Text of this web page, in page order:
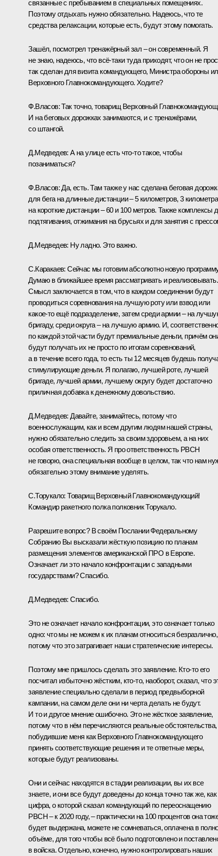
связанные с пребыванием в специальных помещениях.
Поэтому отдыхать нужно обязательно. Надеюсь, что те
средства релаксации, которые есть, будут этому помогать.
Зашёл, посмотрел тренажёрный зал – он современный. Я
не знаю, надеюсь, что всё‑таки туда приходят, что он не
так сделан для визита командующего, Министра обороны
Верховного Главнокомандующего. Ходите?
Ф.Власов:Так точно, товарищ Верховный
И на беговых дорожках занимаются, и с тренажёрами,
со штангой.
Д.Медведев:А на улице есть что‑то такое, чтобы
позаниматься?
Ф.Власов:Да, есть. Там также у нас сделана беговая
для бега на длинные дистанции – 5 километров, 3
на короткие дистанции – 60 и 100 метров. Также комплексы
подтягивания, отжимания на брусьях и для занятия с
Д.Медведев: Ну ладно. Это важно.
С.Каракаев:Сейчас мы готовим абсолютно новую
Думаю в ближайшее время рассматривать и реализовывать.
Смысл заключается в том, что в каждом соединении будут
проводиться соревнования на лучшую роту или взвод или
какое‑то ещё подразделение, затем среди армии – на
бригаду, среди округа – на лучшую армию. И,
по каждой этой части будут премиальные деньги, причём
будут получать их не просто по итогам соревнований,
а в течение всего года, то есть ты 12 месяцев будешь
стимулирующие деньги. Я полагаю, лучшей роте, лучшей
бригаде, лучшей армии, лучшему округу будет достаточно
приличная добавка к денежному довольствию.
Д.Медведев:Давайте, занимайтесь, потому что
военнослужащим, как и всем другим людям нашей страны,
нужно обязательно следить за своим здоровьем, а на них
особая ответственность. Я про ответственность РВСН
не говорю, она специальная вообще в целом, так что нам
обязательно этому внимание уделять.
С.Торукало: Товарищ Верховный Главнокомандующий!
Командир ракетного полка полковник Торукало.
Разрешите вопрос? В своём Послании Федеральному
Собранию Вы высказали жёсткую позицию по планам
размещения элементов американской ПРО в Европе.
Означает ли это начало конфронтации с западными
государствами? Спасибо.
Д.Медведев:Спасибо.
Это не означает начало конфронтации, это означает только
одно: что мы не можем к их планам относиться безразлично,
потому что это затрагивает наши стратегические интересы.
Поэтому мне пришлось сделать это заявление. Кто‑то его
посчитал избыточно жёстким, кто‑то, наоборот, сказал, что
заявление специально сделали в период предвыборной
кампании, на самом деле они ни черта делать не будут.
И то и другое мнение ошибочно. Это не жёсткое заявление,
потому что в нём перечисляются реальные обстоятельства,
побудившие меня как Верховного Главнокомандующего
принять соответствующие решения и те ответные меры,
которые будут реализованы.
Они и сейчас находятся в стадии реализации, вы их все
знаете, и они все будут доведены до конца точно так же, как
цифра, о которой сказал командующий по переоснащению
РВСН – к 2020 году, – практически на 100 процентов она
будет выдержана, можете не сомневаться, оплачена в
объёме, для того чтобы всё было подготовлено и
в войска. Отдельно, конечно, нужно контролировать наших